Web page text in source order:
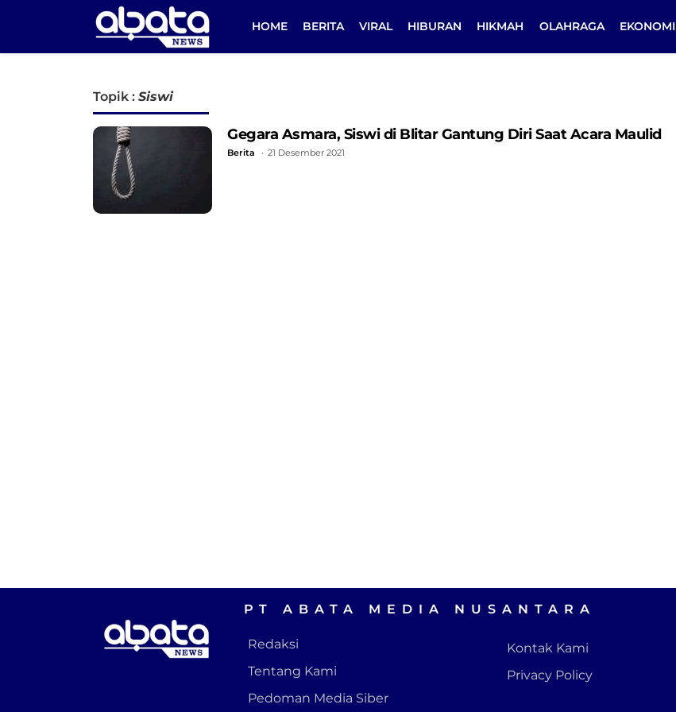
HOME BERITA VIRAL HIBURAN HIKMAH OLAHRAGA EKONOMI
Topik : Siswi
Gegara Asmara, Siswi di Blitar Gantung Diri Saat Acara Maulid
Berita 21 Desember 2021
PT ABATA MEDIA NUSANTARA
Redaksi
Tentang Kami
Pedoman Media Siber
Kontak Kami
Privacy Policy